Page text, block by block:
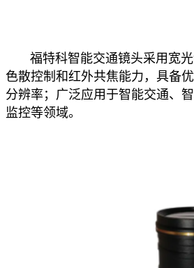
福特科智能交通镜头采用宽
色散控制和红外共焦能力，具备
分辨率；广泛应用于智能交通、
监控等领域。